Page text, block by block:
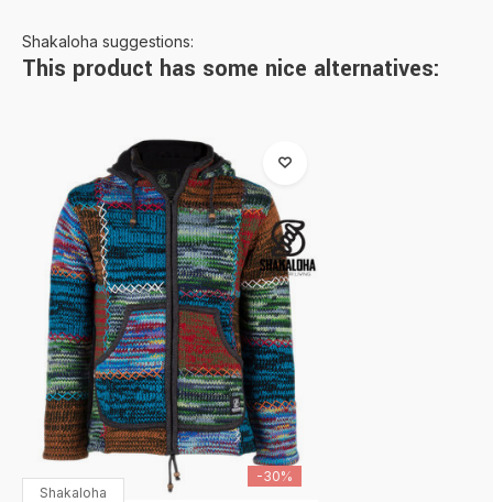
Shakaloha suggestions:
This product has some nice alternatives:
-30%
Shakaloha